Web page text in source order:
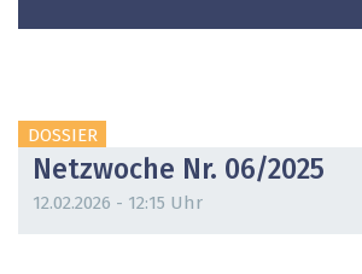
DOSSIER
Netzwoche Nr. 06/2025
12.02.2026 - 12:15 Uhr